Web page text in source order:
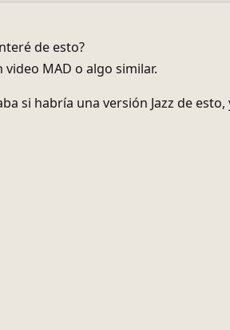
de esto?
video MAD o algo similar.
si habría una versión Jazz de esto,